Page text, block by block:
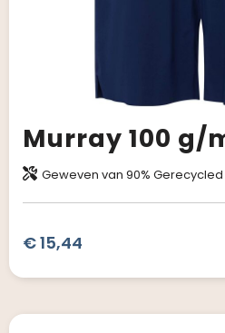
Geweven van 90% Gerecycled
€ 15,44